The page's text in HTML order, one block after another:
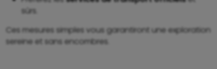
sûrs.
Ces mesures simples vous garantiront une exploration
sereine et sans encombres.